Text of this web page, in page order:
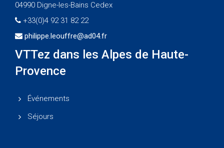
04990 Digne-les-Bains Cedex
+33(0)4 92 31 82 22
philippe.leouffre@ad04.fr
VTTez dans les Alpes de Haute-
Provence
Événements
Séjours